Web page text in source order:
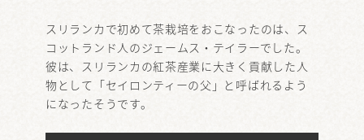
スリランカで初めて茶栽培をおこなったのは、ス
コットランド人のジェームス・テイラーでした。
彼は、スリランカの紅茶産業に大きく貢献した人
物として「セイロンティーの父」と呼ばれるよう
になったそうです。